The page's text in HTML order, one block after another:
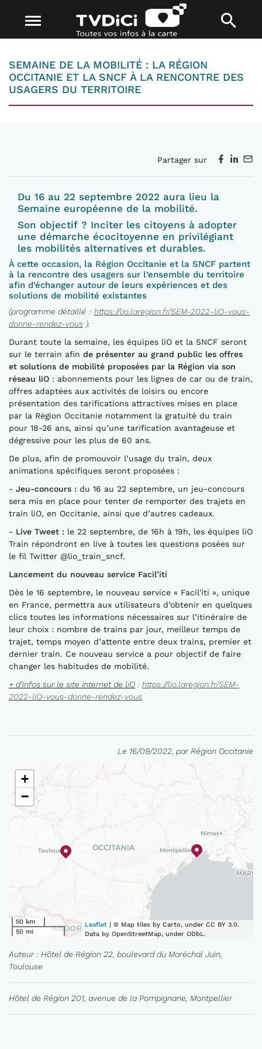
SEMAINE DE LA MOBILITÉ : LA RÉGION
OCCITANIE ET LA SNCF À LA RENCONTRE DES
USAGERS DU TERRITOIRE
Partager sur
Du 16 au 22 septembre 2022 aura lieu la
Semaine européenne de la mobilité.
Son objectif ? Inciter les citoyens à adopter
une démarche écocitoyenne en privilégiant
les mobilités alternatives et durables.
Àcette occasion, la Région Occitanie et la SNCF partent
à la rencontre des usagers sur l’ensemble du territoire
afin d’échanger autour de leurs expériences et des
solutions de mobilité existantes
(programme détaillé : https://lio.laregion.fr/SEM-2022-liO-vous-
donne-rendez-vous ).
Durant toute la semaine, les équipes liO et la SNCF seront
sur le terrain afin de présenter au grand public les offres
et solutions de mobilité proposées par la Région via son
réseau liO : abonnements pour les lignes de car ou de train,
offres adaptées aux activités de loisirs ou encore
présentation des tarifications attractives mises en place
par la Région Occitanie notamment la gratuité du train
pour 18-26 ans, ainsi qu’une tarification avantageuse et
dégressive pour les plus de 60 ans.
De plus, afin de promouvoir l’usage du train, deux
animations spécifiques seront proposées :
- Jeu-concours : du 16 au 22 septembre, un jeu-concours
sera mis en place pour tenter de remporter des trajets en
train liO, en Occitanie, ainsi que d’autres cadeaux.
- Live Tweet : le 22 septembre, de 16h à 19h, les équipes liO
Train répondront en live à toutes les questions posées sur
le fil Twitter @lio_train_sncf.
Lancement du nouveau service Facil’iti
Dès le 16 septembre, le nouveau service « Facil'iti », unique
en France, permettra aux utilisateurs d’obtenir en quelques
clics toutes les informations nécessaires sur l’itinéraire de
leur choix : nombre de trains par jour, meilleur temps de
trajet, temps moyen d’attente entre deux trains, premier et
dernier train. Ce nouveau service a pour objectif de faire
changer les habitudes de mobilité.
+ d’infos sur le site internetde liO : https://lio.laregion.fr/SEM-
2022-liO-vous-donne-rendez-vous
Le 16/09/2022, par Région Occitanie
+
−
50 km
50 mi
Leaflet | © Map tiles by Carto, under CC BY 3.0.
Data by OpenStreetMap, under ODbL.
Auteur : Hôtel de Région 22, boulevard du Maréchal Juin,
Toulouse
Hôtel de Région 201, avenue de la Pompignane, Montpellier